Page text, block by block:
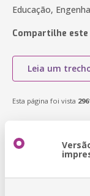
Educação,
Compartilhe
Leia um
Esta página foi vista